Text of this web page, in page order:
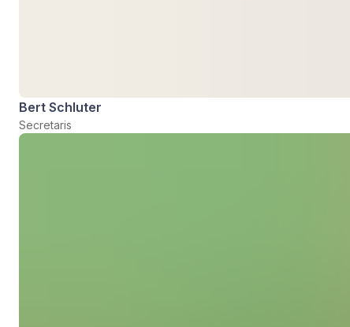
Bert Schluter
Secretaris